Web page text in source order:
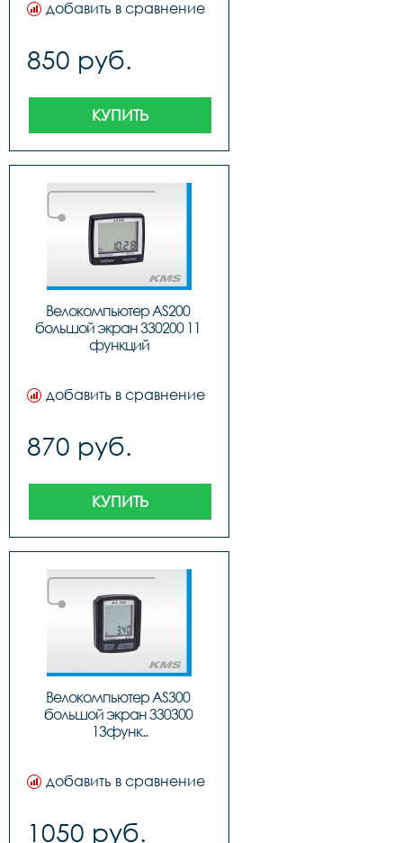
добавить в сравнение
850 руб.
КУПИТЬ
Велокомпьютер AS200
большой экран 330200 11
функций
добавить в сравнение
870 руб.
КУПИТЬ
Велокомпьютер AS300
большой экран 330300
13функ..
добавить в сравнение
1050 руб.